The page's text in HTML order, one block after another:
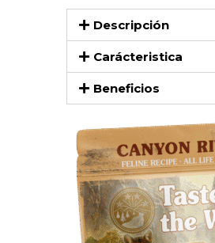
Descripción
Carácteristica
Beneficios